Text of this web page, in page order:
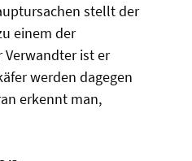
stellt der
einem der
Verwandter ist er
werden dagegen
erkennt man,